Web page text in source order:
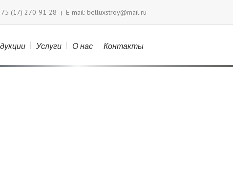
(17) 270-91-28 | E-mail: belluxstroy@mail.ru
Услуги О нас Контакты